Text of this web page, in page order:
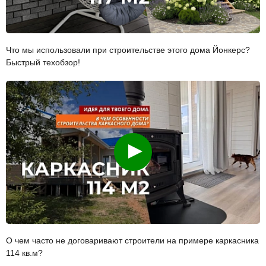
Что мы использовали при строительстве этого дома Йонкерс?
Быстрый техобзор!
Смотреть
О чем часто не договаривают строители на примере каркасника
114 кв.м?